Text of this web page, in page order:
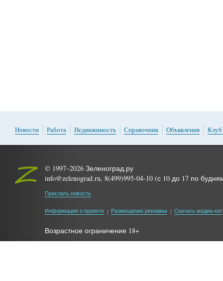
Новости Работа Недвижимость Справочник Объявления Клуб
© 1997–2026 Зеленоград.ру
info@zelenograd.ru, 8(499)995-04-10 (с 10 до 17 по
Прислать новость
Информация о проекте Размещение рекламы Скачать медиа-кит
Возрастное ограничение 18+